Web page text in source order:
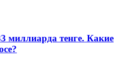
миллиарда тенге. Какие